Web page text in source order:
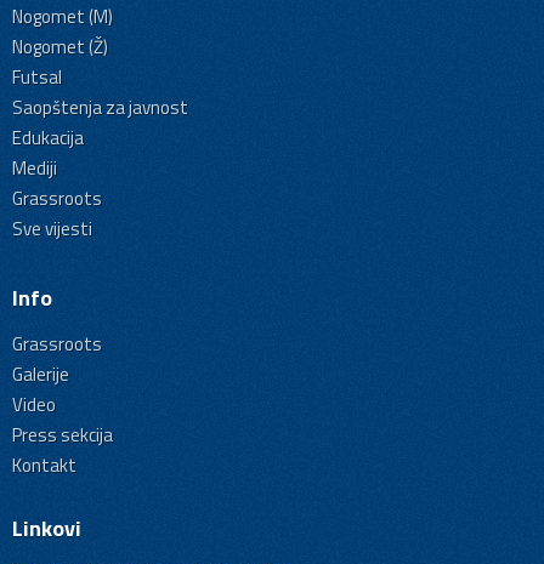
Nogomet (M)
Nogomet (Ž)
Futsal
Saopštenja za javnost
Edukacija
Mediji
Grassroots
Sve vijesti
Info
Grassroots
Galerije
Video
Press sekcija
Kontakt
Linkovi